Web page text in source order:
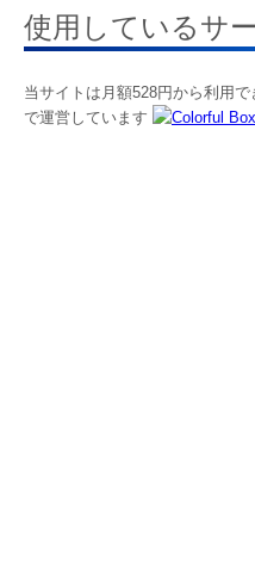
使用しているサ
当サイトは月額528円から利用で
で運営しています